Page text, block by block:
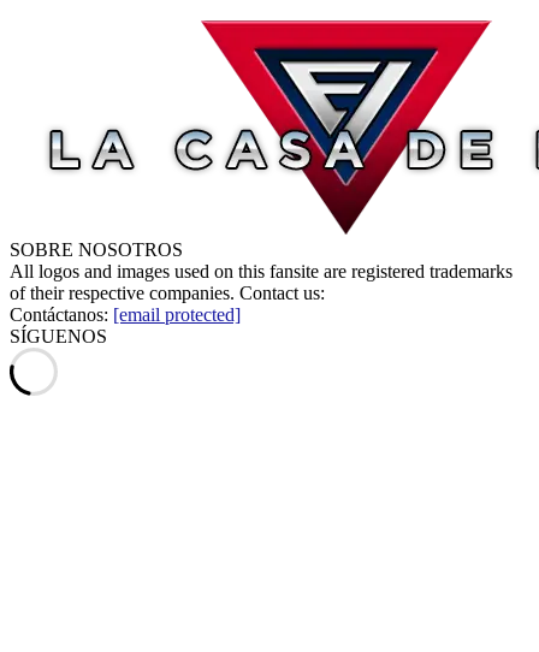
SOBRE NOSOTROS
All logos and images used on this fansite are registered trademarks
of their respective companies. Contact us:
Contáctanos: [email protected]
SÍGUENOS